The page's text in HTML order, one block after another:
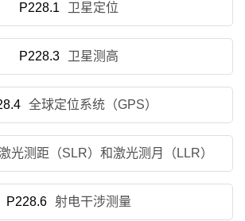
P228.1 卫星定位
P228.3 卫星测高
全球定位系统（GPS）
光测距（SLR）和激光测月（LLR）
P228.6 射电干涉测量